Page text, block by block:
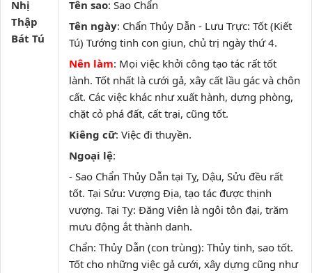
Nhị
Thập
Bát Tú
Tên sao: Sao Chẩn
Tên ngày: Chẩn Thủy Dẫn - Lưu Trực: Tốt (Kiết
Tú) Tướng tinh con giun, chủ trị ngày thứ 4.
Nên làm: Mọi việc khởi công tạo tác rất tốt
lành. Tốt nhất là cưới gả, xây cất lầu gác và chôn
cất. Các việc khác như xuất hành, dựng phòng,
chặt cỏ phá đất, cất trại, cũng tốt.
Kiêng cữ: Việc đi thuyền.
Ngoại lệ:
- Sao Chẩn Thủy Dẫn tại Tỵ, Dậu, Sửu đều rất
tốt. Tại Sửu: Vượng Địa, tạo tác được thịnh
vượng. Tại Tỵ: Đăng Viên là ngôi tôn đại, trăm
mưu động ắt thành danh.
Chẩn: Thủy Dẫn (con trùng): Thủy tinh, sao tốt.
Tốt cho những việc gả cưới, xây dựng cũng như